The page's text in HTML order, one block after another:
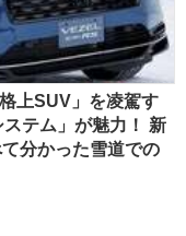
上SUV」を凌駕す
テム」が魅力！ 新
分かった雪道での